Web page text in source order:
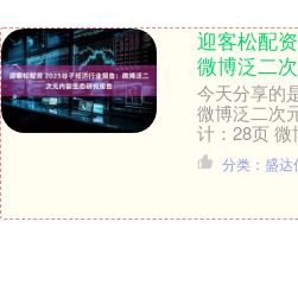
迎客松配
微博泛二
今天分享的
微博泛二次
计：28页
世代“为爱
布的....分类：盛达